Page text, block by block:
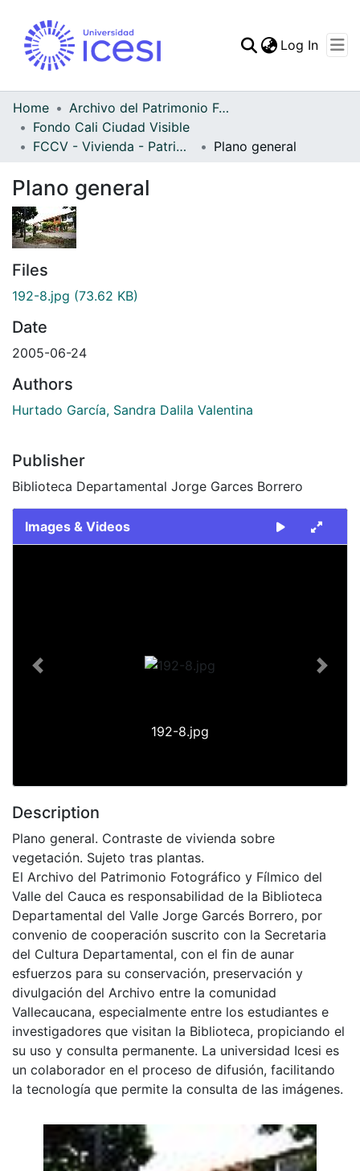
Log In
Home
Archivo del Patrimonio Fotográfico y Fílmico del Valle del Cauca
Fondo Cali Ciudad Visible
FCCV - Vivienda - Patrimonial
Plano general
Plano general
Files
192-8.jpg (73.62 KB)
Date
2005-06-24
Authors
Hurtado García, Sandra Dalila Valentina
Publisher
Biblioteca Departamental Jorge Garces Borrero
Images & Videos
192-8.jpg
Previous Next
Description
Plano general. Contraste de vivienda sobre
vegetación. Sujeto tras plantas.
El Archivo del Patrimonio Fotográfico y Fílmico del
Valle del Cauca es responsabilidad de la Biblioteca
Departamental del Valle Jorge Garcés Borrero, por
convenio de cooperación suscrito con la Secretaria
del Cultura Departamental, con el fin de aunar
esfuerzos para su conservación, preservación y
divulgación del Archivo entre la comunidad
Vallecaucana, especialmente entre los estudiantes e
investigadores que visitan la Biblioteca, propiciando el
su uso y consulta permanente. La universidad Icesi es
un colaborador en el proceso de difusión, facilitando
la tecnología que permite la consulta de las imágenes.